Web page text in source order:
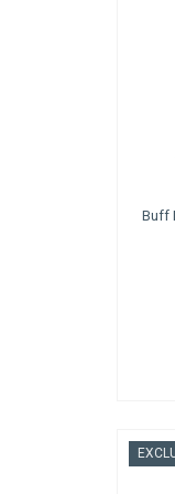
Buff